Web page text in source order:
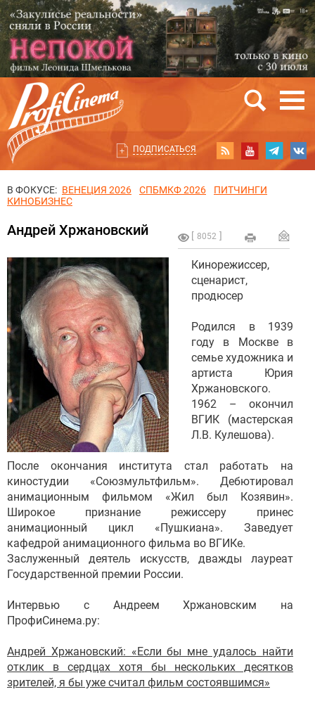
ПОДПИСАТЬСЯ
В ФОКУСЕ: ВЕНЕЦИЯ 2026 СПБМКФ 2026
ПИТЧИНГИ
КИНОБИЗНЕС
8052
Андрей Хржановский
Кинорежиссер,
сценарист,
продюсер
Родился в 1939
году в Москве в
семье художника и
артиста Юрия
Хржановского.
1962 – окончил
ВГИК (мастерская
Л.В. Кулешова).
После окончания института стал работать на
киностудии «Союзмультфильм». Дебютировал
анимационным фильмом «Жил был Козявин».
Широкое признание режиссеру принес
анимационный цикл «Пушкиана». Заведует
кафедрой анимационного фильма во ВГИКе.
Заслуженный деятель искусств, дважды лауреат
Государственной премии России.
Интервью с Андреем Хржановским на
ПрофиСинема.ру:
Андрей Хржановский: «Если бы мне удалось найти
отклик в сердцах хотя бы нескольких десятков
зрителей, я бы уже считал фильм состоявшимся»